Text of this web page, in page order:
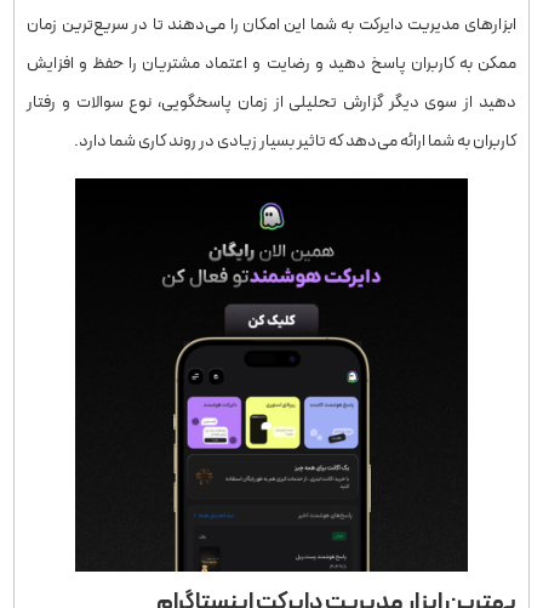
ابزارهای مدیریت دایرکت به شما این امکان را می‌دهند تا در سریع‌ترین زمان
ممکن به کاربران پاسخ دهید و رضایت و اعتماد مشتریان را حفظ و افزایش
دهید از سوی دیگر گزارش تحلیلی از زمان پاسخگویی، نوع سوالات و رفتار
کاربران به شما ارائه می‌دهد که تاثیر بسیار زیادی در روند کاری شما دارد.